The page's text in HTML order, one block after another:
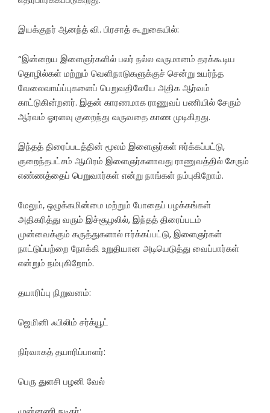
இயக்குநர் ஆனந்த் வி. பிரசாத் கூறுகையில்:
“இன்றைய இளைஞர்களில் பலர் நல்ல வருமானம் தரக்கூடிய
தொழில்கள் மற்றும் வெளிநாடுகளுக்குச் சென்று உயர்ந்த
வேலைவாய்ப்புகளைப் பெறுவதிலேயே அதிக ஆர்வம்
காட்டுகின்றனர். இதன் காரணமாக ராணுவப் பணியில் சேரும்
ஆர்வம் ஓரளவு குறைந்து வருவதை காண முடிகிறது.
இந்தத் திரைப்படத்தின் மூலம் இளைஞர்கள் ஈர்க்கப்பட்டு,
குறைந்தபட்சம் ஆயிரம் இளைஞர்களாவது ராணுவத்தில் சேரும்
எண்ணத்தைப் பெறுவார்கள் என்று நாங்கள் நம்புகிறோம்.
மேலும், ஒழுக்கமின்மை மற்றும் போதைப் பழக்கங்கள்
அதிகரித்து வரும் இச்சூழலில், இந்தத் திரைப்படம்
முன்வைக்கும் கருத்துகளால் ஈர்க்கப்பட்டு, இளைஞர்கள்
நாட்டுப்பற்றை நோக்கி உறுதியான அடியெடுத்து வைப்பார்கள்
என்றும் நம்புகிறோம்.
தயாரிப்பு நிறுவனம்:
ஜெமினி ஃபிலிம் சர்க்யூட்
நிர்வாகத் தயாரிப்பாளர்:
பெரு துளசி பழனி வேல்